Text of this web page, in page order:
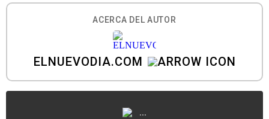
ACERCA DEL AUTOR
ELNUEVODIA.COM
...